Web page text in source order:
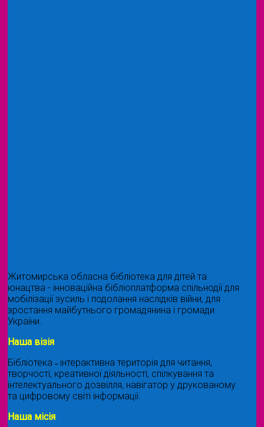
Житомирська обласна бібліотека для дітей та
юнацтва - інноваційна бібліоплатформа спільнодії для
мобілізації зусиль і подолання наслідків війни, для
зростання майбутнього громадянина і громади
України.
Наша візія
Бібліотека ˗ інтерактивна територія для читання,
творчості, креативної діяльності, спілкування та
інтелектуального дозвілля, навігатор у друкованому
та цифровому світі інформації.
Наша місія